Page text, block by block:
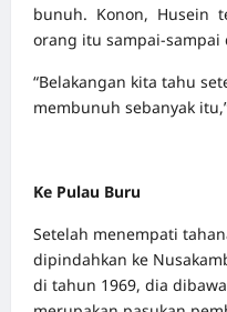
bunuh. Konon, Husein
orang itu sampai-sampai
“Belakangan kita tahu
membunuh sebanyak
Ke Pulau Buru
Setelah menempati
dipindahkan ke
di tahun 1969, dia